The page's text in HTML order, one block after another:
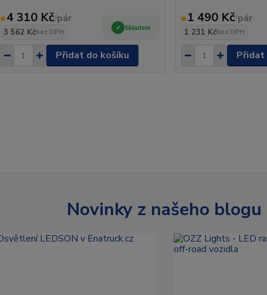
4 310 Kč/pár
3 562 Kčbez DPH
Skladem
Přidat do košíku
1 490 Kč/pár
1 231 Kčbez DPH
Přidat
Novinky z našeho blogu